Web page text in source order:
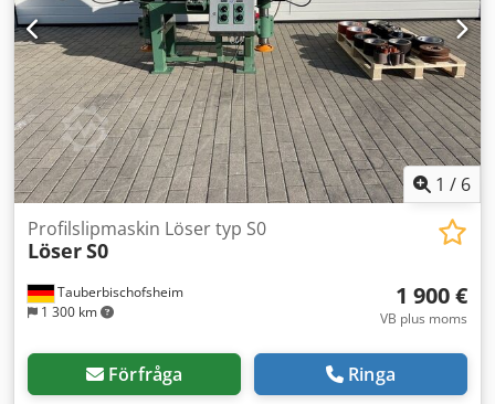
1 / 6
Tauberbischofsheim
1 300 km
Profilslipmaskin Löser typ S0
LöserS0
1 900 €
VB plus moms
Förfråga Ringa